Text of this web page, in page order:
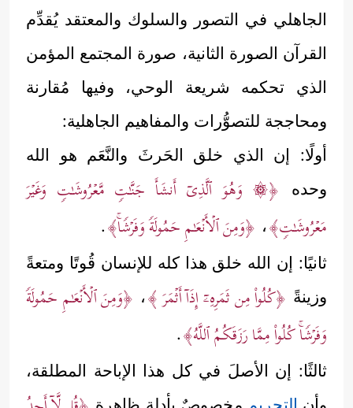
الجاهلي في التصور والسلوك والمعتقد يُقدِّم
القرآن الصورة الثانية، صورة المجتمع المؤمن
الذي تحكمه شريعة الوحي، وفيها مُقارنة
ومحاججة للتصوُّرات والمفاهيم الجاهلية:
أولًا: إن الذي خلق الحَرثَ والنَّعَم هو الله
وحده
﴿۞ وَهُوَ ٱلَّذِیۤ أَنشَأَ جَنَّـٰتࣲ مَّعۡرُوشَـٰتࣲ وَغَیۡرَ
مَعۡرُوشَـٰتࣲ﴾،﴿وَمِنَ ٱلۡأَنۡعَـٰمِ حَمُولَةࣰ وَفَرۡشࣰاۚ﴾.
ثانيًا: إن الله خلق هذا كله للإنسان قُوتًا ومتعةً
وزينةً﴿كُلُواْ مِن ثَمَرِهِۦۤ إِذَاۤ أَثۡمَرَ ﴾،﴿وَمِنَ ٱلۡأَنۡعَـٰمِ حَمُولَةࣰ
وَفَرۡشࣰاۚ كُلُواْ مِمَّا رَزَقَكُمُ ٱللَّهُ﴾.
ثالثًا: إن الأصلَ في كل هذا الإباحة المطلقة،